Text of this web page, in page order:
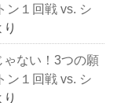
ン１回戦 vs. シ
り
ゃない！3つの願
ン１回戦 vs. シ
り